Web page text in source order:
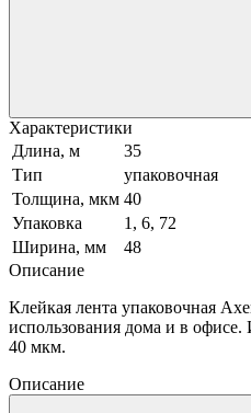
Характеристики
Длина, м
35
Тип
упаковочная
Толщина, мкм 40
Упаковка
1, 6, 72
Ширина, мм
48
Описание
Клейкая лента упаковочная
использования дома и в
40 мкм.
Описание